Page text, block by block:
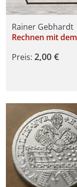
Rainer Gebhardt
Rechnen mit
Preis: 2,00 €